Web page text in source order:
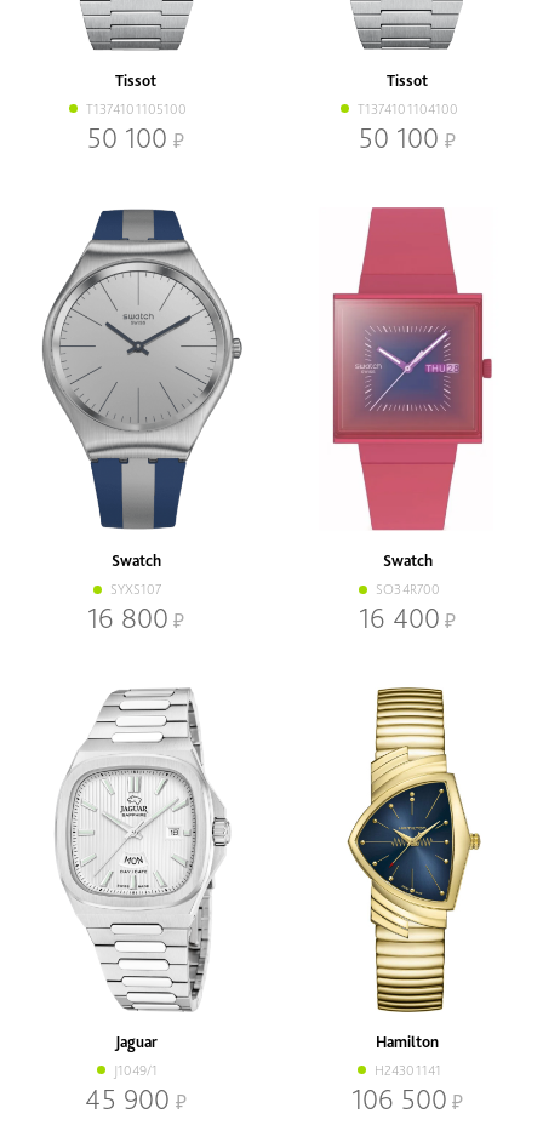
Наличие
В наличии
Со скидкой
Кварцевый
Механический
Диаметр, мм
Tissot
T1374101105100
50 100
Tissot
T1374101104100
50 100
Swatch
SYXS107
16 800
Swatch
SO34R700
16 400
Jaguar
J1049/1
45 900
Hamilton
H24301141
106 500